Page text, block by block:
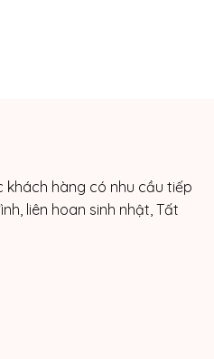
khách hàng có nhu cầu tiếp
liên hoan sinh nhật, Tất